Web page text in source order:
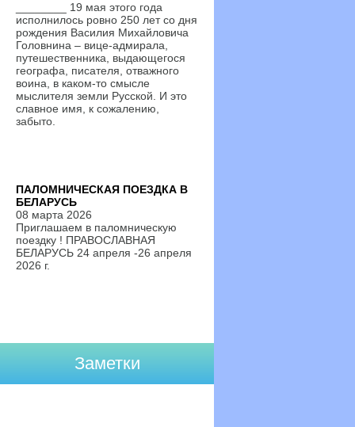
________ 19 мая этого года
исполнилось ровно 250 лет со дня
рождения Василия Михайловича
Головнина – вице-адмирала,
путешественника, выдающегося
географа, писателя, отважного
воина, в каком-то смысле
мыслителя земли Русской. И это
славное имя, к сожалению,
забыто.
ПАЛОМНИЧЕСКАЯ ПОЕЗДКА В
БЕЛАРУСЬ
08 марта 2026
Приглашаем в паломническую
поездку ! ПРАВОСЛАВНАЯ
БЕЛАРУСЬ 24 апреля -26 апреля
2026 г.
Заметки